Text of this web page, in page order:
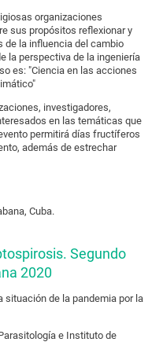
organizaciones
sus propósitos reflexionar y
de la influencia del cambio
la perspectiva de la ingeniería
es: "Ciencia en las acciones
investigadores,
en las temáticas que
permitirá días fructíferos
además de estrechar
Cuba.
Segundo
2020
situación de la pandemia por la
e Instituto de